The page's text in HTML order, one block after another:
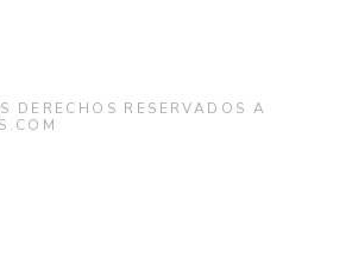
DERECHOS RESERVADOS A